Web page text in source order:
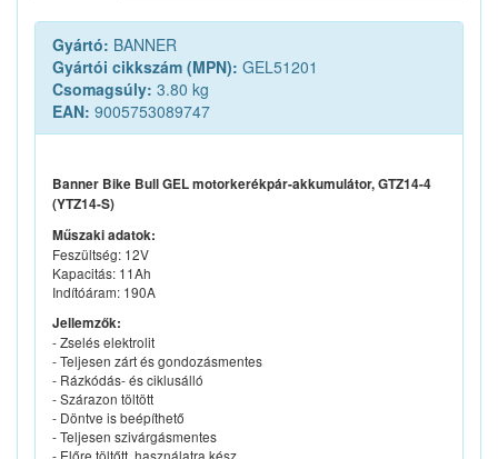
Gyártó: BANNER
Gyártói cikkszám (MPN): GEL51201
Csomagsúly: 3.80 kg
EAN: 9005753089747
Banner Bike Bull GEL motorkerékpár-akkumulátor, GTZ14-4
(YTZ14-S)
Műszaki adatok:
Feszültség: 12V
Kapacitás: 11Ah
Indítóáram: 190A
Jellemzők:
- Zselés elektrolit
- Teljesen zárt és gondozásmentes
- Rázkódás- és ciklusálló
- Szárazon töltött
- Döntve is beépíthető
- Teljesen szivárgásmentes